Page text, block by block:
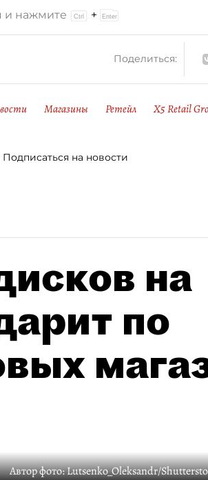
и нажмите +
Поделиться:
Магазины Ретейл X5 Retail
Подписаться на новости
на
по
Автор фото:Lutsenko_Oleksandr/